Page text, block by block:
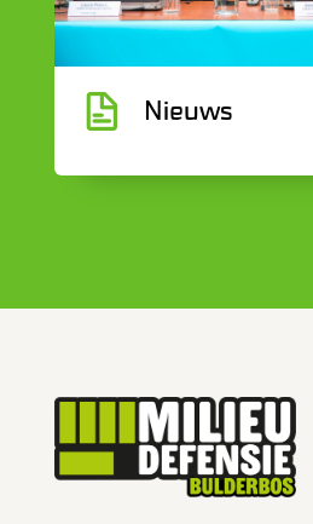
G Nieuws